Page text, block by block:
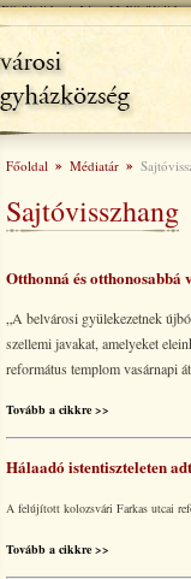
Főoldal » Médiatár »
Sajtóvisszhang
Otthonná és
„A belvárosi gyülekezetnek
szellemi javakat, amelyeket
református templom vasárnapi
Tovább a cikkre >>
Hálaadó istentiszteleten
A felújított kolozsvári Farkas utcai
Tovább a cikkre >>